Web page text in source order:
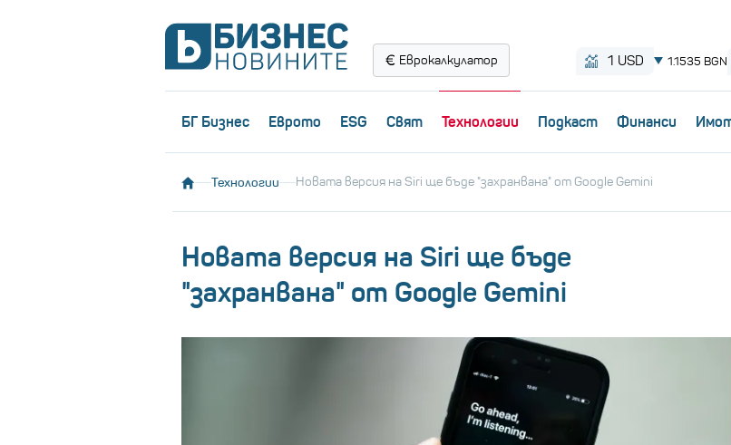
Еврокалкулатор
БГ Бизнес Еврото ESG Свят Технологии Пoдкаст Финанси
Технологии Новата версия на Siri ще бъде "захранвана" от Google Gemini
Новата версия на Siri ще бъде
"захранвана" от Google Gemini